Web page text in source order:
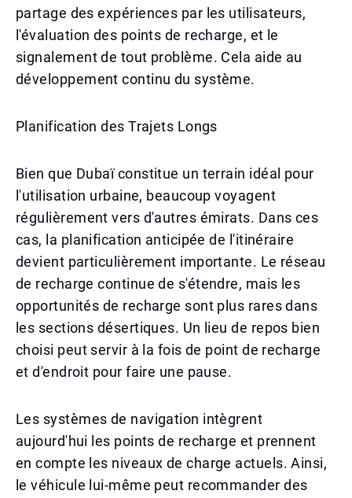
partage des expériences par les utilisateurs,
l'évaluation des points de recharge, et le
signalement de tout problème. Cela aide au
développement continu du système.
Planification des Trajets Longs
Bien que Dubaï constitue un terrain idéal pour
l'utilisation urbaine, beaucoup voyagent
régulièrement vers d'autres émirats. Dans ces
cas, la planification anticipée de l'itinéraire
devient particulièrement importante. Le réseau
de recharge continue de s'étendre, mais les
opportunités de recharge sont plus rares dans
les sections désertiques. Un lieu de repos bien
choisi peut servir à la fois de point de recharge
et d'endroit pour faire une pause.
Les systèmes de navigation intègrent
aujourd'hui les points de recharge et prennent
en compte les niveaux de charge actuels. Ainsi,
le véhicule lui-même peut recommander des